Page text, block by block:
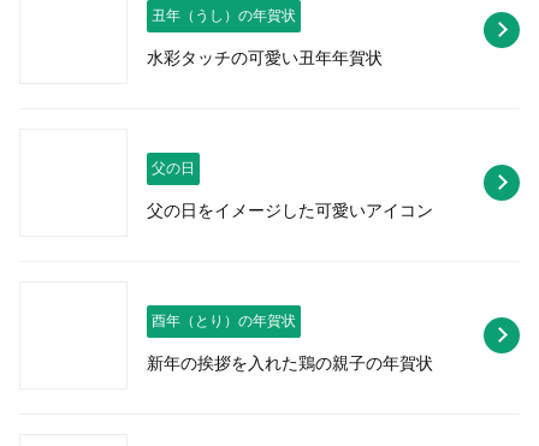
丑年（うし）の年賀状
水彩タッチの可愛い丑年年賀状
父の日
父の日をイメージした可愛いアイコン
酉年（とり）の年賀状
新年の挨拶を入れた鶏の親子の年賀状